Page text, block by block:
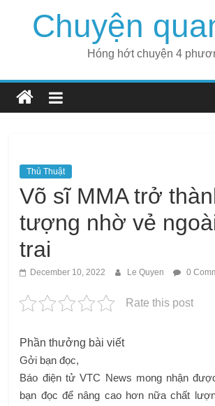
Chuyện
Hóng hớt chuyện 4
Thủ Thuật
Võ sĩ MMA trở
tượng nhờ vẻ
trai
December 10, 2022 Le Quyen 0
Rate this post
Phần thưởng bài viết
Gởi bạn đọc,
Báo điện tử VTC News mong nhận
bạn đọc để nâng cao hơn nữa chất